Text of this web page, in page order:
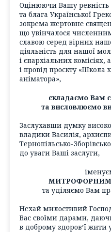
Оцінюючи Вашу ревність
та блага Української
зокрема жертовне
що увінчалося
славою серед вірних
діяльність для нашої
і єпархіальних комісіях,
і провід проєкту «Школа
аніматора»,
складаємо Вам
та висловлюємо
Заслухавши думку
владики Василія,
Тернопільсько-
до уваги Ваші заслуги,
МИТРОФОРНИМ
та уділяємо Вам
Нехай милостивий
Вас своїми дарами,
в доброму здоров’ї жити